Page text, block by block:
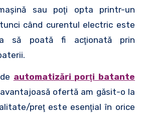
sau poţi opta printr-un
când curentul electric este
să poată fi acţionată prin
automatizări porţi batante
ofertă am găsit-o la
preţ este esenţial în orice